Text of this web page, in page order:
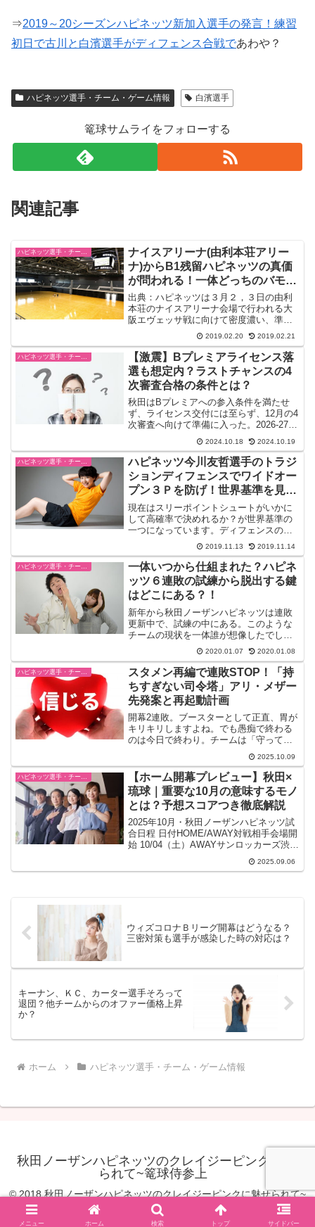
⇒2019～20シーズンハピネッツ新加入選手の発言！練習
初日で古川と白濱選手がディフェンス合戦であわや？
ハピネッツ選手・チーム・ゲーム情報 白濱選手
篭球サムライをフォローする
関連記事
ナイスアリーナ(由利本荘アリー
ナ)からB1残留ハピネッツの真価
が問われる！一体どっちのバモス
が本物なのか？
出典：ハピネッツは３月２，３日の由利
本荘のナイスアリーナ会場で行われる大
阪エヴェッサ戦に向けて密度濃い、準備
期間の真っ只中にあります。その間には
ハピネッツファン感謝のイベントもあり
ましたし、気持ちを新たにして練習に励
んでいると思います。幸い...
2019.02.20 2019.02.21
【激震】Bプレミアライセンス落
選も想定内？ラストチャンスの4
次審査合格の条件とは？
秋田はBプレミアへの参入条件を満たせ
ず、ライセンス交付には至らず、12月の4
次審査へ向けて準備に入った。2026-27シ
ーズンにBプレミアでプレーするための第
1次から第3次審査を通過し、ライセンス
が交付されたクラブが発表された。リニ
ューアル...
2024.10.18 2024.10.19
ハピネッツ選手・チーム・ゲーム情報
ハピネッツ今川友哲選手のトラジ
ションディフェンスでワイドオー
プン３Ｐを防げ！世界基準を見て
みたい！
現在はスリーポイントシュートがいかに
して高確率で決めれるか？が世界基準の
一つになっています。ディフェンスのわ
ずかなズレを見逃さないワイドオープン
からのスリーポイントシュート！先のワ
ールドカップではフィジカルのあたりの
強さと共に、嫌というほど...
2019.11.13 2019.11.14
ハピネッツ選手・チーム・ゲーム情報
一体いつから仕組まれた？ハピネ
ッツ６連敗の試練から脱出する鍵
はどこにある？！
新年から秋田ノーザンハピネッツは連敗
更新中で、試練の中にある。このような
チームの現状を一体誰が想像したでしょ
うか？今シーズンはチーム補強も理想的
に完了し、アーリーカップ東北では優勝
をした。プレシーズンゲームでは富山・
宇都宮に勝ち仕上がり具合...
2020.01.07 2020.01.08
スタメン再編で連敗STOP！「持
ちすぎない司令塔」アリ・メザー
先発案と再起動計画
開幕2連敗。ブースターとして正直、胃が
キリキリしますよね。でも愚痴で終わる
のは今日で終わり。チームは「守って走
る」原点に戻りつつ、スタメンの意思決
定でリズムを取り戻す時はいまではない
でしょうか？キーワードは「持ちすぎな
い司令塔」。アジア枠で...
2025.10.09
ハピネッツ選手・チーム・ゲーム情報
【ホーム開幕プレビュー】秋田×
琉球｜重要な10月の意味するモノ
とは？予想スコアつき徹底解説
2025年10月・秋田ノーザンハピネッツ試
合日程 日付HOME/AWAY対戦相手会場開
始 10/04（土）AWAYサンロッカーズ渋谷
青山学院記念館（東京）18:05
10/05（日）AWAYサンロッカーズ渋谷青
2025.09.06
ウィズコロナＢリーグ開幕はどうなる？
三密対策も選手が感染した時の対応は？
キーナン、ＫＣ、カーター選手そろって
退団？他チームからのオファー価格上昇
か？
ホーム ハピネッツ選手・チーム・ゲーム情報
秋田ノーザンハピネッツのクレイジーピンクに魅せ
られて~篭球侍参上
© 2018 秋田ノーザンハピネッツのクレイジーピンクに魅せられて~
篭球侍参上.
メニュー ホーム 検索 トップ サイドバー